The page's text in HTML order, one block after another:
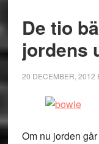
De tio
jordens
20 DECEMBER, 2012
Om nu jorden